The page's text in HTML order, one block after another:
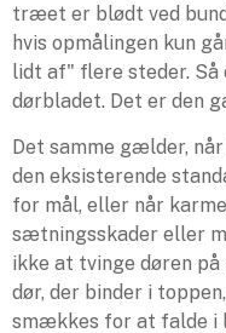
træet er blødt ved
hvis opmålingen kun
lidt af" flere steder.
dørbladet. Det er den
Det samme gælder,
den eksisterende
for mål, eller når
sætningsskader eller
ikke at tvinge døren på
dør, der binder i
smækkes for at falde i